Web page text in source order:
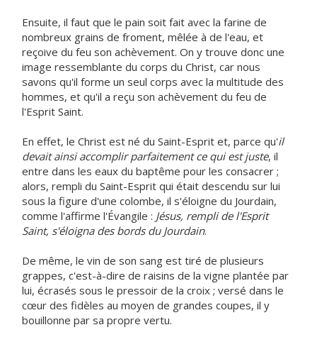
Ensuite, il faut que le pain soit fait avec la farine de
nombreux grains de froment, mêlée à de l'eau, et
reçoive du feu son achèvement. On y trouve donc une
image ressemblante du corps du Christ, car nous
savons qu'il forme un seul corps avec la multitude des
hommes, et qu'il a reçu son achèvement du feu de
l'Esprit Saint.
En effet, le Christ est né du Saint-Esprit et, parce qu'il
devait ainsi accomplir parfaitement ce qui est juste, il
entre dans les eaux du baptême pour les consacrer ;
alors, rempli du Saint-Esprit qui était descendu sur lui
sous la figure d'une colombe, il s'éloigne du Jourdain,
comme l'affirme l'Évangile : Jésus, rempli de l'Esprit
Saint, s'éloigna des bords du Jourdain.
De même, le vin de son sang est tiré de plusieurs
grappes, c'est-à-dire de raisins de la vigne plantée par
lui, écrasés sous le pressoir de la croix ; versé dans le
cœur des fidèles au moyen de grandes coupes, il y
bouillonne par sa propre vertu.